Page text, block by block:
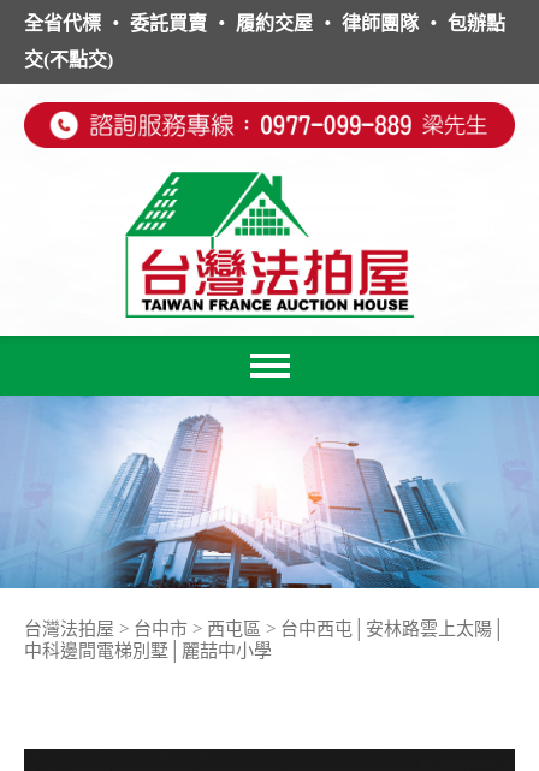
全省代標 ‧ 委託買賣 ‧ 履約交屋 ‧ 律師團隊 ‧ 包辦點
交(不點交)
台灣法拍屋 > 台中市 > 西屯區 > 台中西屯│安林路雲上太陽│
中科邊間電梯別墅│麗喆中小學